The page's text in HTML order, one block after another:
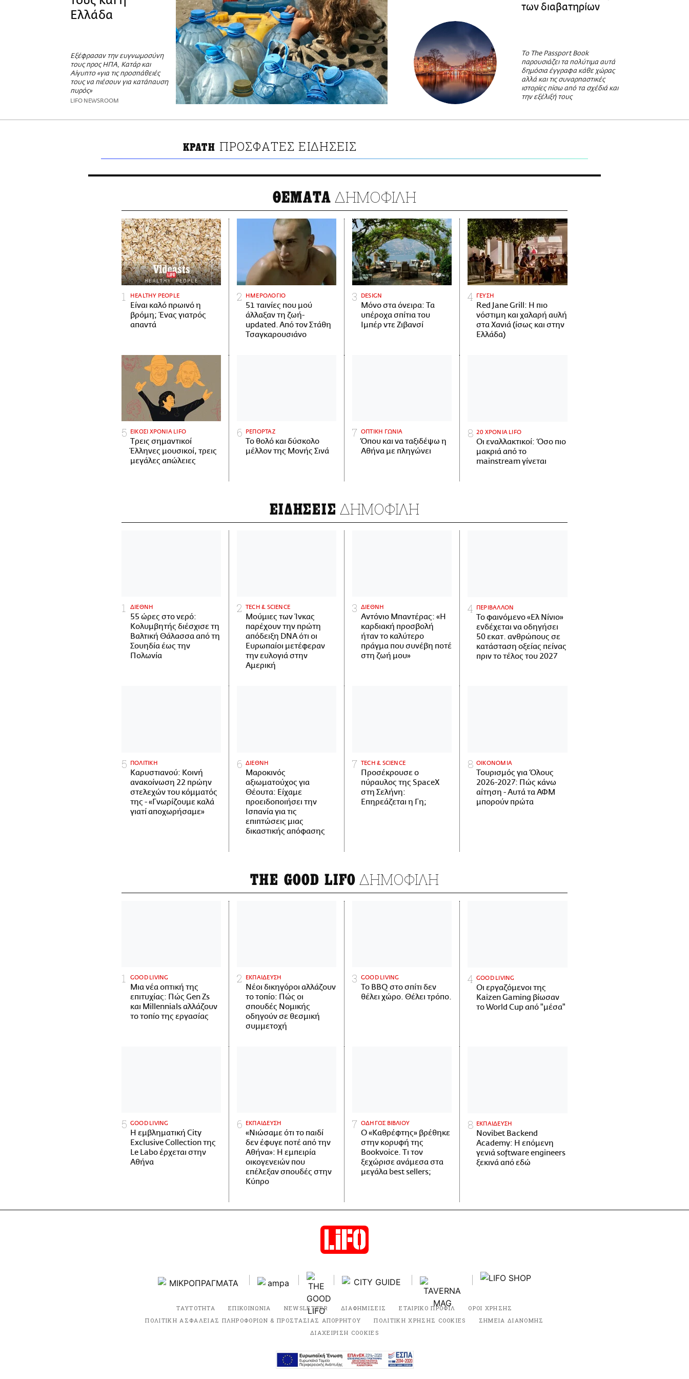
Ελλάδα
Εξέφρασαν την ευγνωμοσύνη
τους προς ΗΠΑ, Κατάρ και
Αίγυπτο «για τις προσπάθειές
τους να πιέσουν για κατάπαυση
πυρός»
LIFO NEWSROOM
των διαβατηρίων
Το The Passport Book
παρουσιάζει τα πολύτιμα αυτά
δημόσια έγγραφα κάθε χώρας
αλλά και τις συναρπαστικές
ιστορίες πίσω από τα σχέδιά και
την εξέλιξή τους
ΚΡΑΤΗ ΠΡΟΣΦΑΤΕΣ ΕΙΔΗΣΕΙΣ
ΘΕΜΑΤΑ ΔΗΜΟΦΙΛΗ
HEALTHY PEOPLE
Είναι καλό πρωινό η
βρόμη; Ένας γιατρός
απαντά
ΗΜΕΡΟΛΟΓΙΟ
51 ταινίες που μού
άλλαξαν τη ζωή-
updated. Aπό τον Στάθη
Τσαγκαρουσιάνο
DESIGN
Μόνο στα όνειρα: Τα
υπέροχα σπίτια του
Ιμπέρ ντε Ζιβανσί
ΓΕΥΣΗ
Red Jane Grill: Η πιο
νόστιμη και χαλαρή αυλή
στα Χανιά (ίσως και στην
Ελλάδα)
ΕΙΚΟΣΙ ΧΡΟΝΙΑ LIFO
Tρεις σημαντικοί
Έλληνες μουσικοί, τρεις
μεγάλες απώλειες
ΡΕΠΟΡΤΑΖ
Το θολό και δύσκολο
μέλλον της Μονής Σινά
ΟΠΤΙΚΗ ΓΩΝΙΑ
Όπου και να ταξιδέψω η
Αθήνα με πληγώνει
20 ΧΡΟΝΙΑ LIFO
Οι εναλλακτικοί: Όσο πιο
μακριά από το
mainstream γίνεται
ΕΙΔΗΣΕΙΣ ΔΗΜΟΦΙΛΗ
ΔΙΕΘΝΗ
55 ώρες στο νερό:
Κολυμβητής διέσχισε τη
Βαλτική Θάλασσα από τη
Σουηδία έως την
Πολωνία
ΤECH & SCIENCE
Μούμιες των Ίνκας
παρέχουν την πρώτη
απόδειξη DNA ότι οι
Ευρωπαίοι μετέφεραν
την ευλογιά στην
Αμερική
ΔΙΕΘΝΗ
Αντόνιο Μπαντέρας: «Η
καρδιακή προσβολή
ήταν το καλύτερο
πράγμα που συνέβη ποτέ
στη ζωή μου»
ΠΕΡΙΒΑΛΛΟΝ
Το φαινόμενο «Ελ Νίνιο»
ενδέχεται να οδηγήσει
50 εκατ. ανθρώπους σε
κατάσταση οξείας πείνας
πριν το τέλος του 2027
ΠΟΛΙΤΙΚΗ
Καρυστιανού: Κοινή
ανακοίνωση 22 πρώην
στελεχών του κόμματός
της - «Γνωρίζουμε καλά
γιατί αποχωρήσαμε»
ΔΙΕΘΝΗ
Μαροκινός
αξιωματούχος για
Θέουτα: Είχαμε
προειδοποιήσει την
Ισπανία για τις
επιπτώσεις μιας
δικαστικής απόφασης
ΤECH & SCIENCE
Προσέκρουσε ο
πύραυλος της SpaceX
στη Σελήνη:
Επηρεάζεται η Γη;
ΟΙΚΟΝΟΜΙΑ
Τουρισμός για Όλους
2026-2027: Πώς κάνω
αίτηση - Αυτά τα ΑΦΜ
μπορούν πρώτα
THE GOOD LIFO ΔΗΜΟΦΙΛΗ
GOOD LIVING
Μια νέα οπτική της
επιτυχίας: Πώς Gen Zs
και Millennials αλλάζουν
το τοπίο της εργασίας
ΕΚΠΑΙΔΕΥΣΗ
Νέοι δικηγόροι αλλάζουν
το τοπίο: Πώς οι
σπουδές Νομικής
οδηγούν σε θεσμική
συμμετοχή
GOOD LIVING
Το BBQ στο σπίτι δεν
θέλει χώρο. Θέλει τρόπο.
GOOD LIVING
Οι εργαζόμενοι της
Kaizen Gaming βίωσαν
το World Cup από "μέσα"
GOOD LIVING
Η εμβληματική City
Exclusive Collection της
Le Labo έρχεται στην
Αθήνα
ΕΚΠΑΙΔΕΥΣΗ
«Νιώσαμε ότι το παιδί
δεν έφυγε ποτέ από την
Αθήνα»: Η εμπειρία
οικογενειών που
επέλεξαν σπουδές στην
Κύπρο
ΟΔΗΓΟΣ ΒΙΒΛΙΟΥ
Ο «Καθρέφτης» βρέθηκε
στην κορυφή της
Bookvoice. Τι τον
ξεχώρισε ανάμεσα στα
μεγάλα best sellers;
ΕΚΠΑΙΔΕΥΣΗ
Novibet Backend
Academy: Η επόμενη
γενιά software engineers
ξεκινά από εδώ
ΤΑΥΤΟΤΗΤΑ ΕΠΙΚΟΙΝΩΝΙΑ NEWSLETTER ΔΙΑΦΗΜΙΣΕΙΣ ΕΤΑΙΡΙΚΟ ΠΡΟΦΙΛ
ΟΡΟΙ ΧΡΗΣΗΣ
ΠΟΛΙΤΙΚΗ ΑΣΦΑΛΕΙΑΣ ΠΛΗΡΟΦΟΡΙΩΝ & ΠΡΟΣΤΑΣΙΑΣ ΑΠΟΡΡΗΤΟΥ
ΠΟΛΙΤΙΚΗ ΧΡΗΣΗΣ COOKIES
ΣΗΜΕΙΑ ΔΙΑΝΟΜΗΣ
ΔΙΑΧΕΙΡΙΣΗ COOKIES